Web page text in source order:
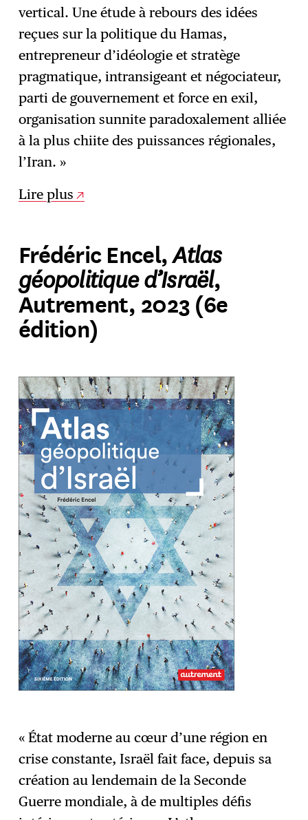
vertical. Une étude à rebours des idées
reçues sur la politique du Hamas,
entrepreneur d’idéologie et stratège
pragmatique, intransigeant et négociateur,
parti de gouvernement et force en exil,
organisation sunnite paradoxalement alliée
à la plus chiite des puissances régionales,
l’Iran. »
Lire plus
Frédéric Encel,Atlas
géopolitique d’Israël,
Autrement, 2023 (6e
édition)
« État moderne au cœur d’une région en
crise constante, Israël fait face, depuis sa
création au lendemain de la Seconde
Guerre mondiale, à de multiples défis